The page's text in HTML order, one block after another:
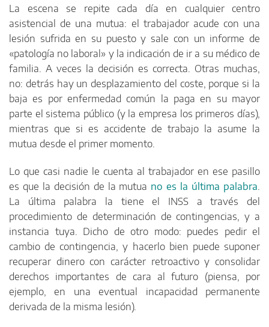
La escena se repite cada día en cualquier centro
asistencial de una mutua: el trabajador acude con una
lesión sufrida en su puesto y sale con un informe de
«patología no laboral» y la indicación de ir a su médico de
familia. A veces la decisión es correcta. Otras muchas,
no: detrás hay un desplazamiento del coste, porque si la
baja es por enfermedad común la paga en su mayor
parte el sistema público (y la empresa los primeros días),
mientras que si es accidente de trabajo la asume la
mutua desde el primer momento.
Lo que casi nadie le cuenta al trabajador en ese pasillo
es que la decisión de la mutua no es la última palabra
La última palabra la tiene el INSS a través del
procedimiento de determinación de contingencias, y a
instancia tuya. Dicho de otro modo: puedes pedir el
cambio de contingencia, y hacerlo bien puede suponer
recuperar dinero con carácter retroactivo y consolidar
derechos importantes de cara al futuro (piensa, por
ejemplo, en una eventual incapacidad permanente
derivada de la misma lesión).